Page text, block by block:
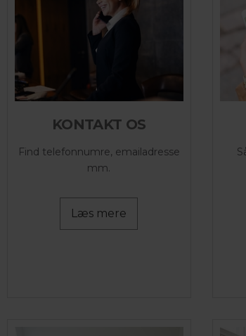
KONTAKT OS
Find telefonnumre, emailadresse
mm.
Læs mere